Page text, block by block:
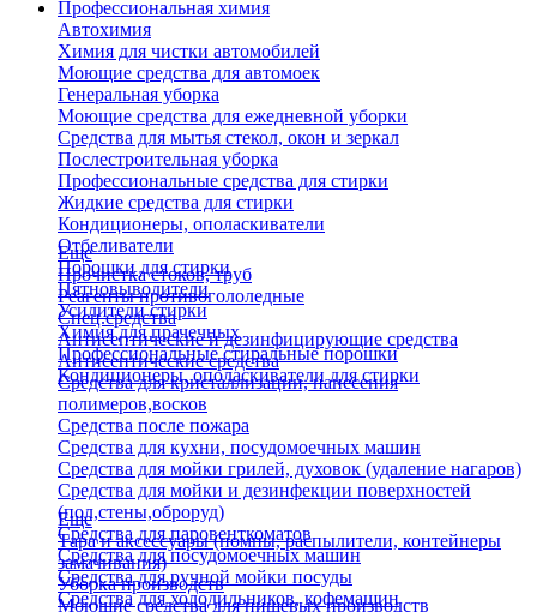
Профессиональная химия
Автохимия
Химия для чистки автомобилей
Моющие средства для автомоек
Генеральная уборка
Моющие средства для ежедневной уборки
Средства для мытья стекол, окон и зеркал
Послестроительная уборка
Профессиональные средства для стирки
Жидкие средства для стирки
Кондиционеры, ополаскиватели
Отбеливатели
Порошки для стирки
Пятновыводители
Усилители стирки
Химия для прачечных
Профессиональные стиральные порошки
Кондиционеры, ополаскиватели для стирки
Еще
Прочистка стоков, труб
Реагенты противогололедные
Спец.средства
Антисептические и дезинфицирующие средства
Антисептические средства
Средства для кристаллизации, нанесения
полимеров,восков
Средства после пожара
Средства для кухни, посудомоечных машин
Средства для мойки грилей, духовок (удаление нагаров)
Средства для мойки и дезинфекции поверхностей
(пол,стены,оброруд)
Средства для паровенткоматов
Средства для посудомоечных машин
Средства для ручной мойки посуды
Средства для холодильников, кофемашин
Еще
Тара и аксессуары (помпы, распылители, контейнеры
замачивания)
Уборка производств
Моющие средства для пищевых производств